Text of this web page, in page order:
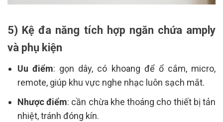
5) Kệ đa năng tích hợp ngăn chứa amply
và phụ kiện
Uu điểm: gọn dây, có khoang để ổ cắm, micro,
remote, giúp khu vực nghe nhạc luôn sạch mắt.
Nhược điểm: cần chừa khe thoáng cho thiết bị tản
nhiệt, tránh đóng kín.